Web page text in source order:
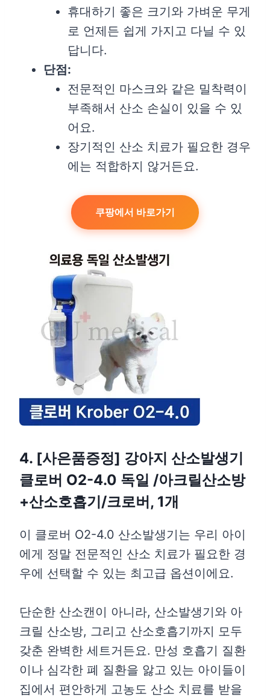
휴대하기 좋은 크기와 가벼운 무게
로 언제든 쉽게 가지고 다닐 수 있
답니다.
단점:
전문적인 마스크와 같은 밀착력이
부족해서 산소 손실이 있을 수 있
어요.
장기적인 산소 치료가 필요한 경우
에는 적합하지 않거든요.
쿠팡에서 바로가기
4. [사은품증정] 강아지 산소발생기
클로버 O2-4.0 독일 /아크릴산소방
+산소호흡기/크로버, 1개
이 클로버 O2-4.0 산소발생기는 우리 아이
에게 정말 전문적인 산소 치료가 필요한 경
우에 선택할 수 있는 최고급 옵션이에요.
단순한 산소캔이 아니라, 산소발생기와 아
크릴 산소방, 그리고 산소호흡기까지 모두
갖춘 완벽한 세트거든요. 만성 호흡기 질환
이나 심각한 폐 질환을 앓고 있는 아이들이
집에서 편안하게 고농도 산소 치료를 받을